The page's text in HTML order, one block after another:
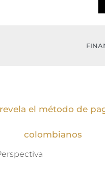
el método de
colombianos